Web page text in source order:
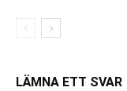
LÄMNA ETT SVAR